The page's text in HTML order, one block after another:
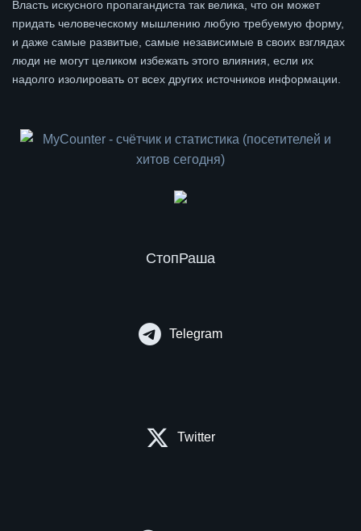
Власть искусного пропагандиста так велика, что он может
придать человеческому мышлению любую требуемую форму,
и даже самые развитые, самые независимые в своих взглядах
люди не могут целиком избежать этого влияния, если их
надолго изолировать от всех других источников информации.
СтопРаша
Telegram
Twitter